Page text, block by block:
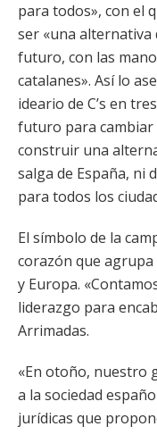
para todos», con el
ser «una
futuro, con las
catalanes». Así lo
ideario de C’s en
futuro para cambiar
construir una
salga de España, ni
para todos los
El símbolo de la
corazón que agrupa
y Europa.
liderazgo para
Arrimadas.
«En otoño, nuestro
a la sociedad
jurídicas que